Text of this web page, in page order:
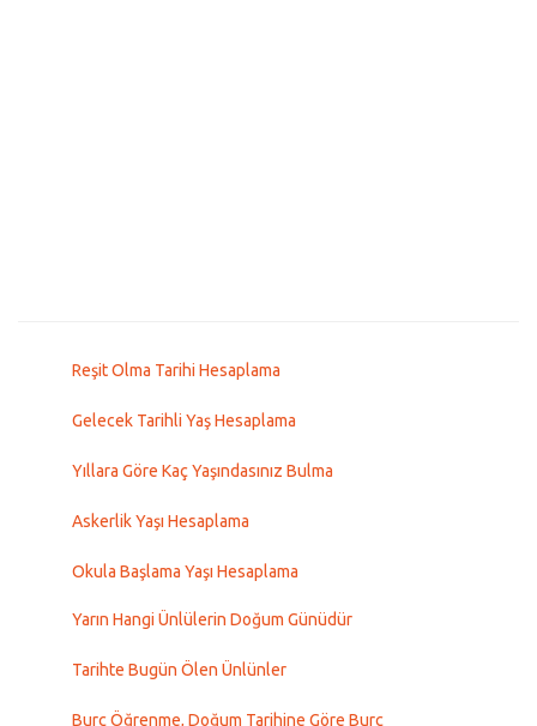
Reşit Olma Tarihi Hesaplama
Gelecek Tarihli Yaş Hesaplama
Yıllara Göre Kaç Yaşındasınız Bulma
Askerlik Yaşı Hesaplama
Okula Başlama Yaşı Hesaplama
Yarın Hangi Ünlülerin Doğum Günüdür
Tarihte Bugün Ölen Ünlünler
Burç Öğrenme, Doğum Tarihine Göre Burç